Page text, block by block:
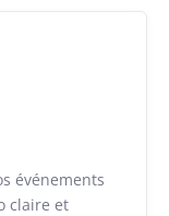
événements
claire et